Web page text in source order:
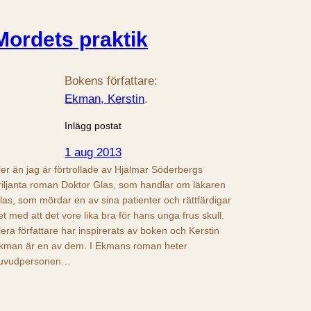
praktik
Bokens författare:
Ekman, Kerstin.
Inlägg postat
1 aug 2013
än jag är förtrollade av Hjalmar Söderbergs
roman Doktor Glas, som handlar om läkaren
som mördar en av sina patienter och rättfärdigar
med att det vore lika bra för hans unga frus skull.
författare har inspirerats av boken och Kerstin
är en av dem. I Ekmans roman heter